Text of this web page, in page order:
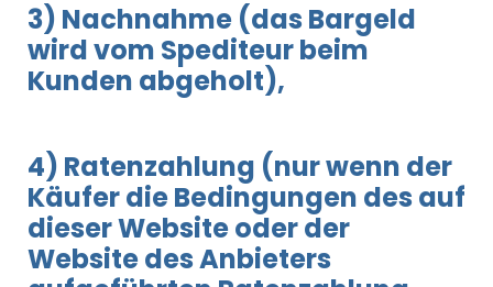
3) Nachnahme (das Bargeld
wird vom Spediteur beim
Kunden abgeholt),
4) Ratenzahlung (nur wenn der
Käufer die Bedingungen des auf
dieser Website oder der
Website des Anbieters